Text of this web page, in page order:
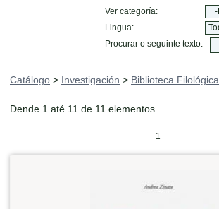
Ver categoría:
Lingua:
Procurar o seguinte texto:
Catálogo > Investigación > Biblioteca Filológica
Dende 1 até 11 de 11 elementos
1